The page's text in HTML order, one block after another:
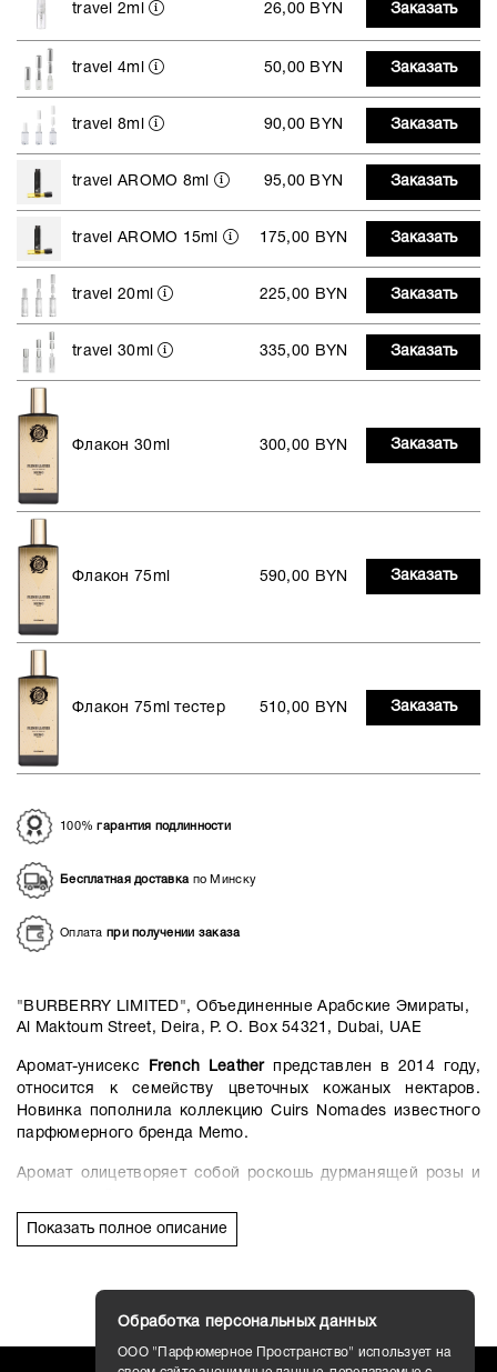
travel 2ml 26,00 BYN Заказать
travel 4ml 50,00 BYN Заказать
travel 8ml 90,00 BYN Заказать
travel AROMO 8ml 95,00 BYN Заказать
travel AROMO 15ml 175,00 BYN Заказать
travel 20ml 225,00 BYN Заказать
travel 30ml 335,00 BYN Заказать
Флакон 30ml 300,00 BYN Заказать
Флакон 75ml 590,00 BYN Заказать
Флакон 75ml тестер 510,00 BYN Заказать
100%гарантия подлинности
Бесплатная доставкапо Минску
Оплата при получении заказа
"BURBERRY LIMITED", Объединенные Арабские Эмираты,
Al Maktoum Street, Deira, P. O. Box 54321, Dubai, UAE
Аромат-унисекс French Leatherпредставлен в 2014 году,
относится к семейству цветочных кожаных нектаров.
Новинка пополнила коллекцию Cuirs Nomades известного
парфюмерного бренда Memo.
Аромат олицетворяет собой роскошь дурманящей розы и
увлекательное эйфорическое путешествие по
Вихрь из глубоких замшевых нот звучит тонко и
легкомысленно, а воздушный мускус и роскошный шалфей
Показать полное описание
Обработка персональных данных
ООО "Парфюмерное Пространство" использует на